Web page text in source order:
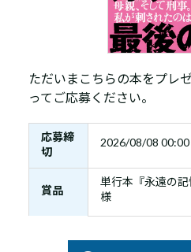
ただいまこちらの本をプレ
ってご応募ください。
応募締
切
2026/08/08
賞品
単行本『永遠の
様